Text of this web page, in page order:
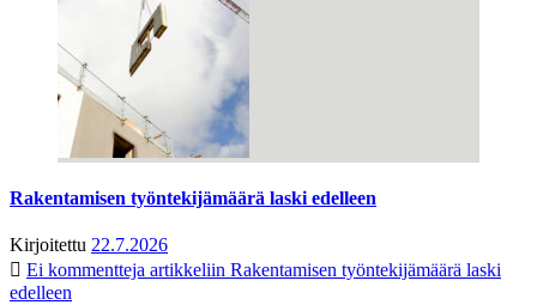
Rakentamisen työntekijämäärä laski edelleen
Kirjoitettu 22.7.2026
Ei kommentteja artikkeliin Rakentamisen työntekijämäärä laski
edelleen